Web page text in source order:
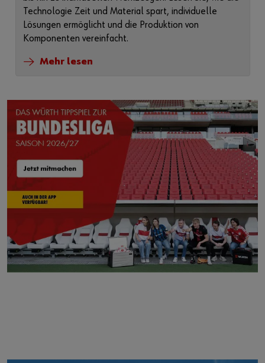
Technologie Zeit und Material spart, individuelle
Lösungen ermöglicht und die Produktion von
Komponenten vereinfacht.
Mehr lesen